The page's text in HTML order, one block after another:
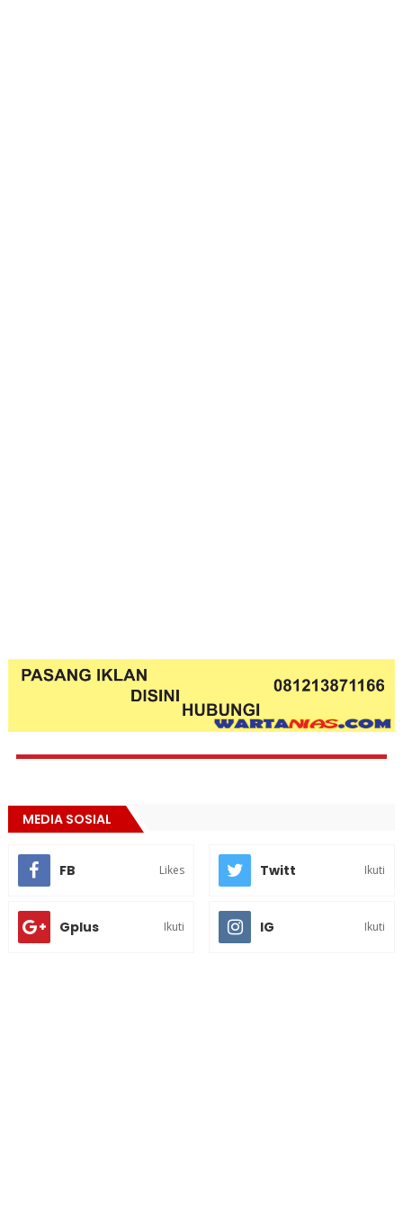
MEDIA SOSIAL
FB Likes Twitt Ikuti
Gplus Ikuti IG Ikuti